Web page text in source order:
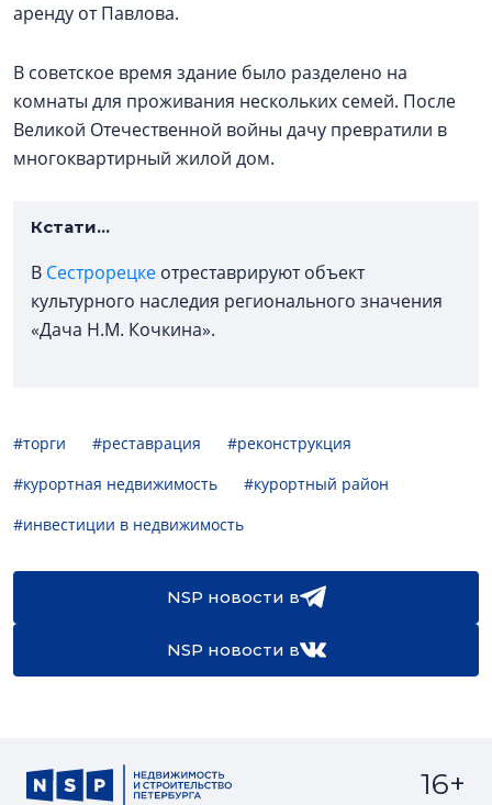
аренду от Павлова.
В советское время здание было разделено на
комнаты для проживания нескольких семей. После
Великой Отечественной войны дачу превратили в
многоквартирный жилой дом.
Кстати...
В Сестрорецке отреставрируют объект
культурного наследия регионального значения
«Дача Н.М. Кочкина».
#торги #реставрация
#реконструкция
#курортная недвижимость
#курортный район
#инвестиции в недвижимость
NSP новости в
NSP новости в
16+